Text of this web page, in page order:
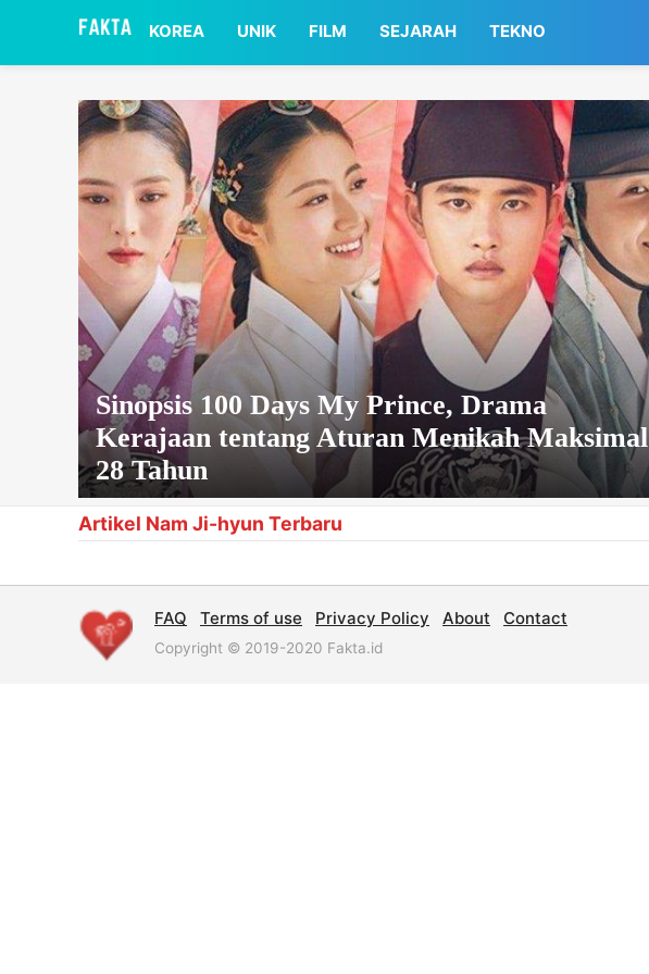
KOREA UNIK FILM SEJARAH TEKNO
Sinopsis 100 Days My Prince, Drama
Kerajaan tentang Aturan Menikah Maksimal
28 Tahun
Artikel Nam Ji-hyun Terbaru
FAQ Terms of use Privacy Policy About Contact
Copyright © 2019-2020 Fakta.id